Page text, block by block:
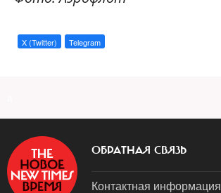
X (Twitter) Telegram
ОБРАТНАЯ СВЯЗЬ
Контактная информация